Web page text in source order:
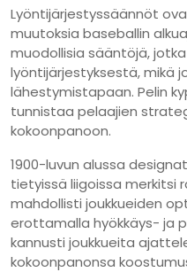
Lyöntijärjestyssäännöt
muutoksia baseballin
muodollisia sääntöjä,
lyöntijärjestyksestä, mikä
lähestymistapaan. Pelin
tunnistaa pelaajien
kokoonpanoon.
1900-luvun alussa
tietyissä liigoissa merkitsi
mahdollisti joukkueiden
erottamalla hyökkäys- ja
kannusti joukkueita
kokoonpanonsa